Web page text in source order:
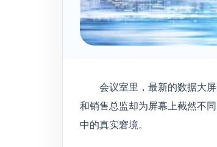
会议室里，最新的数据大
和销售总监却为屏幕上截然不
中的真实窘境。